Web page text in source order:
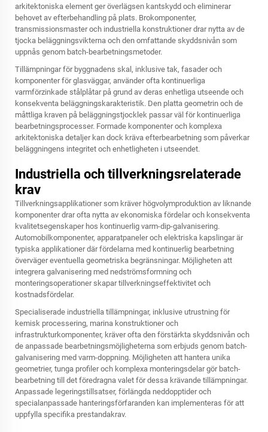
arkitektoniska element ger överlägsen kantskydd och eliminerar
behovet av efterbehandling på plats. Brokomponenter,
transmissionsmaster och industriella konstruktioner drar nytta av de
tjocka beläggningsvikterna och den omfattande skyddsnivån som
uppnås genom batch-bearbetningsmetoder.
Tillämpningar för byggnadens skal, inklusive tak, fasader och
komponenter för glasväggar, använder ofta kontinuerliga
varmförzinkade stålplåtar på grund av deras enhetliga utseende och
konsekventa beläggningskarakteristik. Den platta geometrin och de
måttliga kraven på beläggningstjocklek passar väl för kontinuerliga
bearbetningsprocesser. Formade komponenter och komplexa
arkitektoniska detaljer kan dock kräva efterbearbetning som påverkar
beläggningens integritet och enhetligheten i utseendet.
Industriella och tillverkningsrelaterade
krav
Tillverkningsapplikationer som kräver högvolymproduktion av liknande
komponenter drar ofta nytta av ekonomiska fördelar och konsekventa
kvalitetsegenskaper hos kontinuerlig varm-dip-galvanisering.
Automobilkomponenter, apparatpaneler och elektriska kapslingar är
typiska applikationer där fördelarna med kontinuerlig bearbetning
överväger eventuella geometriska begränsningar. Möjligheten att
integrera galvanisering med nedströmsformning och
monteringsoperationer skapar tillverkningseffektivitet och
kostnadsfördelar.
Specialiserade industriella tillämpningar, inklusive utrustning för
kemisk processering, marina konstruktioner och
infrastrukturkomponenter, kräver ofta den förstärkta skyddsnivån och
de anpassade bearbetningsmöjligheterna som erbjuds genom batch-
galvanisering med varm-doppning. Möjligheten att hantera unika
geometrier, tunga profiler och komplexa monteringsdelar gör batch-
bearbetning till det föredragna valet för dessa krävande tillämpningar.
Anpassade legeringstillsatser, förlängda neddopptider och
specialanpassade hanteringsförfaranden kan implementeras för att
uppfylla specifika prestandakrav.